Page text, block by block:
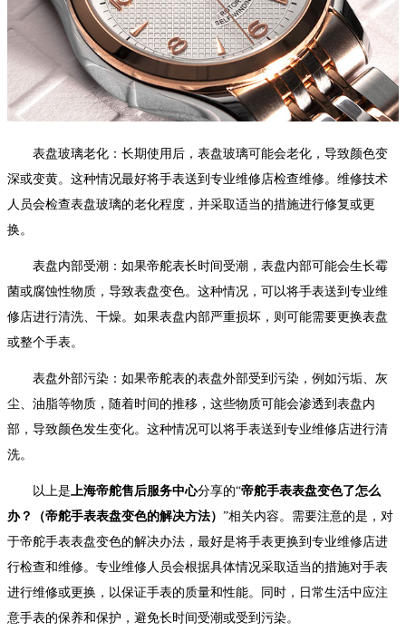
表盘玻璃老化：长期使用后，表盘玻璃可能会老化，导致颜色变
深或变黄。这种情况最好将手表送到专业维修店检查维修。维修技术
人员会检查表盘玻璃的老化程度，并采取适当的措施进行修复或更
换。
表盘内部受潮：如果帝舵表长时间受潮，表盘内部可能会生长霉
菌或腐蚀性物质，导致表盘变色。这种情况，可以将手表送到专业维
修店进行清洗、干燥。如果表盘内部严重损坏，则可能需要更换表盘
或整个手表。
表盘外部污染：如果帝舵表的表盘外部受到污染，例如污垢、灰
尘、油脂等物质，随着时间的推移，这些物质可能会渗透到表盘内
部，导致颜色发生变化。这种情况可以将手表送到专业维修店进行清
洗。
以上是上海帝舵售后服务中心分享的“帝舵手表表盘变色了怎么
办？（帝舵手表表盘变色的解决方法） ”相关内容。需要注意的是，对
于帝舵手表表盘变色的解决办法，最好是将手表更换到专业维修店进
行检查和维修。专业维修人员会根据具体情况采取适当的措施对手表
进行维修或更换，以保证手表的质量和性能。同时，日常生活中应注
意手表的保养和保护，避免长时间受潮或受到污染。